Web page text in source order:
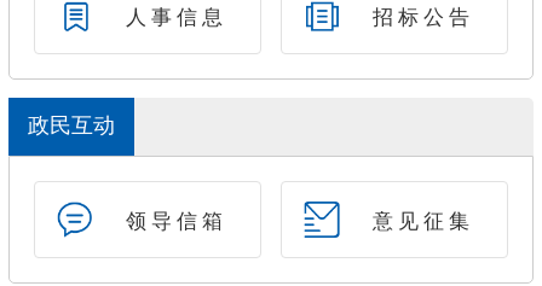
人事信息 招标公告
政民互动
领导信箱 意见征集